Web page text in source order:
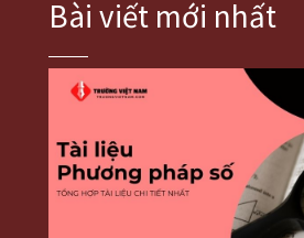
Bài viết mới nhất